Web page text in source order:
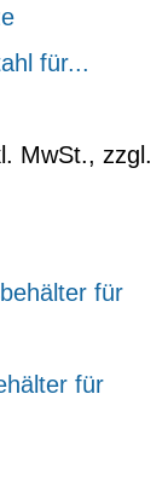
für...
MwSt., zzgl.
für